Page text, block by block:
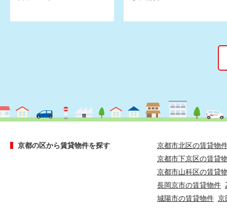
京都の区から賃貸物件を探す
京都市北区の賃貸物
京都市下京区の賃貸
京都市山科区の賃貸
長岡京市の賃貸物件
城陽市の賃貸物件 京